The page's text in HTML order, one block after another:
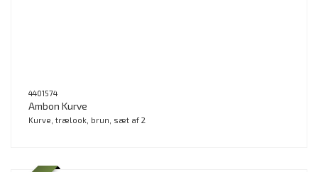
4401574
Ambon Kurve
Kurve, trælook, brun, sæt af 2